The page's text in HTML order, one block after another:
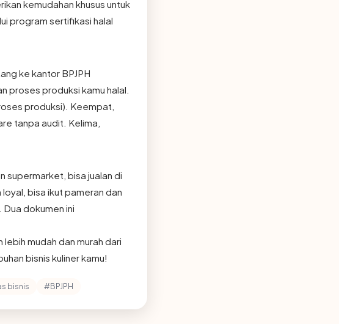
kemudahan khusus untuk
program sertifikasi halal
ke kantor BPJPH
produksi kamu halal.
produksi). Keempat,
tanpa audit. Kelima,
supermarket, bisa jualan di
bisa ikut pameran dan
dokumen ini
lebih mudah dan murah dari
bisnis kuliner kamu!
bisnis #BPJPH